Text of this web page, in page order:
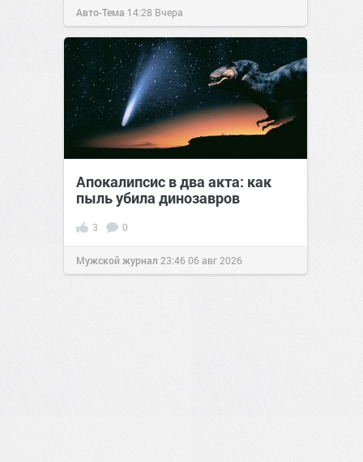
Авто-Тема 14:28 Вчера
Апокалипсис в два акта: как
пыль убила динозавров
3 0
Мужской журнал 23:4606 авг 2026